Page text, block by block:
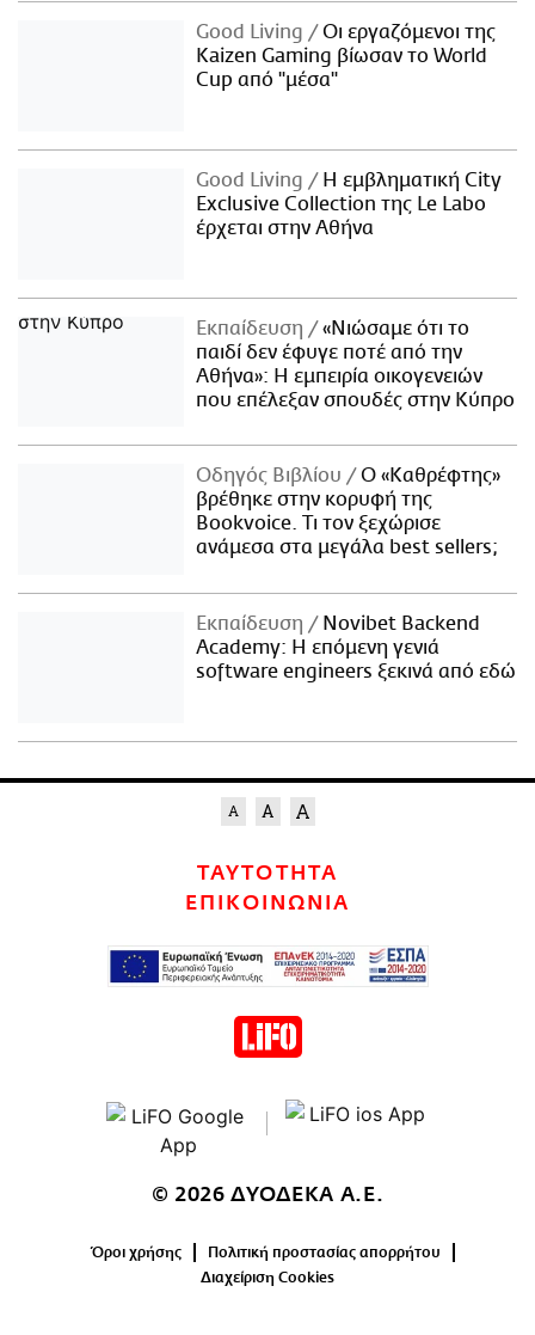
Good Living
Οι εργαζόμενοι της
Kaizen Gaming βίωσαν το World
Cup από "μέσα"
Good Living
Η εμβληματική City
Exclusive Collection της Le Labo
έρχεται στην Αθήνα
Εκπαίδευση
«Νιώσαμε ότι το
παιδί δεν έφυγε ποτέ από την
Αθήνα»: Η εμπειρία οικογενειών
που επέλεξαν σπουδές στην Κύπρο
Οδηγός Βιβλίου
Ο «Καθρέφτης»
βρέθηκε στην κορυφή της
Bookvoice. Τι τον ξεχώρισε
ανάμεσα στα μεγάλα best sellers;
Εκπαίδευση
Novibet Backend
Academy: Η επόμενη γενιά
software engineers ξεκινά από εδώ
ΤΑΥΤΟΤΗΤΑ
ΕΠΙΚΟΙΝΩΝΙΑ
© 2026 ΔΥΟΔΕΚΑ Α.Ε.
Όροι χρήσης
Πολιτική προστασίας απορρήτου
Διαχείριση Cookies